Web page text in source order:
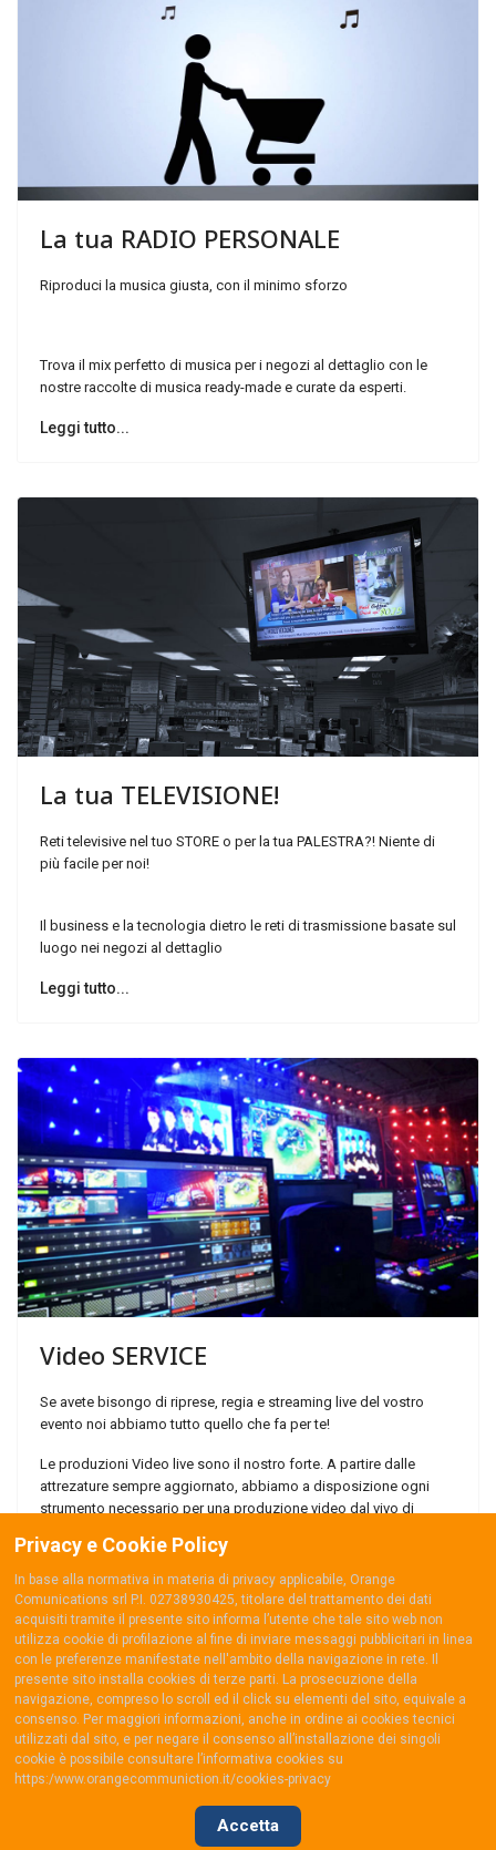
La tua RADIO PERSONALE
Riproduci la musica giusta, con il minimo sforzo
Trova il mix perfetto di musica per i negozi al dettaglio con le
nostre raccolte di musica ready-made e curate da esperti.
Leggi tutto...
La tua TELEVISIONE!
Reti televisive nel tuo STORE o per la tua PALESTRA?! Niente di
più facile per noi!
Il business e la tecnologia dietro le reti di trasmissione basate sul
luogo nei negozi al dettaglio
Leggi tutto...
Video SERVICE
Se avete bisongo di riprese, regia e streaming live del vostro
evento noi abbiamo tutto quello che fa per te!
Le produzioni Video live sono il nostro forte. A partire dalle
attrezature sempre aggiornato, abbiamo a disposizione ogni
strumento necessario per una produzione video dal vivo di
Leggi tutto...
Privacy e Cookie Policy
In base alla normativa in materia di privacy applicabile, Orange
Comunications srl P.I. 02738930425, titolare del trattamento dei dati
acquisiti tramite il presente sito informa l’utente che tale sito web non
utilizza cookie di profilazione al fine di inviare messaggi pubblicitari in linea
con le preferenze manifestate nell'ambito della navigazione in rete. Il
presente sito installa cookies di terze parti. La prosecuzione della
navigazione, compreso lo scroll ed il click su elementi del sito, equivale a
consenso. Per maggiori informazioni, anche in ordine ai cookies tecnici
utilizzati dal sito, e per negare il consenso all’installazione dei singoli
cookie è possibile consultare l’informativa cookies su
https:/www.orangecommuniction.it/cookies-privacy
Accetta